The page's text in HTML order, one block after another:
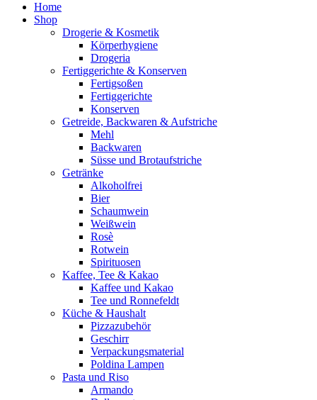
Home
Shop
Drogerie & Kosmetik
Körperhygiene
Drogeria
Fertiggerichte & Konserven
Fertigsoßen
Fertiggerichte
Konserven
Getreide, Backwaren & Aufstriche
Mehl
Backwaren
Süsse und Brotaufstriche
Getränke
Alkoholfrei
Bier
Schaumwein
Weißwein
Rosè
Rotwein
Spirituosen
Kaffee, Tee & Kakao
Kaffee und Kakao
Tee und Ronnefeldt
Küche & Haushalt
Pizzazubehör
Geschirr
Verpackungsmaterial
Poldina Lampen
Pasta und Riso
Armando